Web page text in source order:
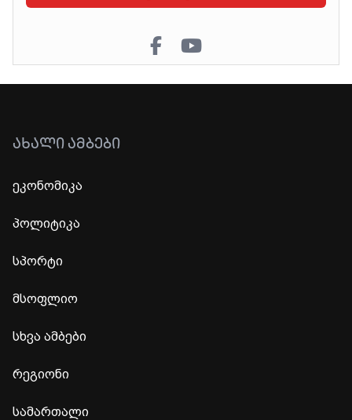
ᲐᲮᲐᲚᲘ ᲐᲛᲑᲔᲑᲘ
ეკონომიკა
პოლიტიკა
სპორტი
მსოფლიო
სხვა ამბები
რეგიონი
სამართალი